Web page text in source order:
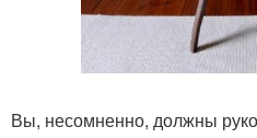
Вы, несомненно, должны